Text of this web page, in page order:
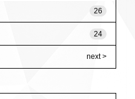
26
24
next >